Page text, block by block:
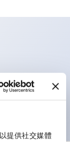
提供社交媒體